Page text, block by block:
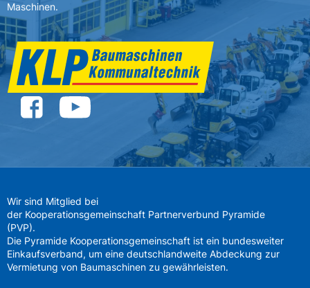
Maschinen.
Wir sind Mitglied bei
der Kooperationsgemeinschaft Partnerverbund Pyramide
(PVP).
Die Pyramide Kooperationsgemeinschaft ist ein bundesweiter
Einkaufsverband, um eine deutschlandweite Abdeckung zur
Vermietung von Baumaschinen zu gewährleisten.